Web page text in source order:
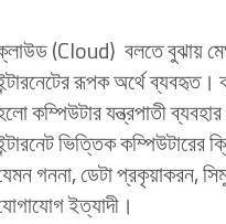
(Cloud) বলতে বুঝায়
রূপক অর্থে ব্যবহৃত।
কম্পিউটার যন্ত্রপাতী
ভিত্তিক কম্পিউটারের
গননা, ডেটা প্রকৃয়াকরন,
ইত্যাদী।